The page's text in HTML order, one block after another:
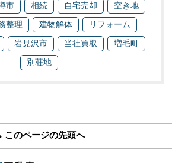
市 相続 自宅売却
空き地
整理 建物解体
リフォーム
岩見沢市 当社買取
増毛町
別荘地
このページの先頭へ